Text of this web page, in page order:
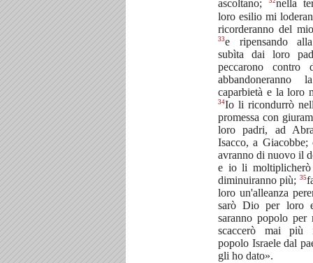
ascoltano;
nella
loro esilio mi
ricorderanno del
33e ripensando
subìta dai loro
peccarono contro
abbandoneranno
caparbietà e la loro
34Io li ricondurrò
promessa con
loro padri, ad
Isacco, a Giacobbe;
avranno di nuovo il
e io li
diminuiranno più; 35
loro un'alleanza
sarò Dio per loro
saranno popolo per
scaccerò mai
popolo Israele dal
gli ho dato».